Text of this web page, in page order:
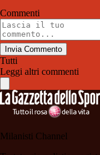
Commenti
Invia Commento
Tutti
Leggi altri commenti
Milanisti Channel